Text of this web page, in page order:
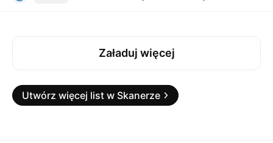
Załaduj więcej
Utwórz więcej list w Skanerze